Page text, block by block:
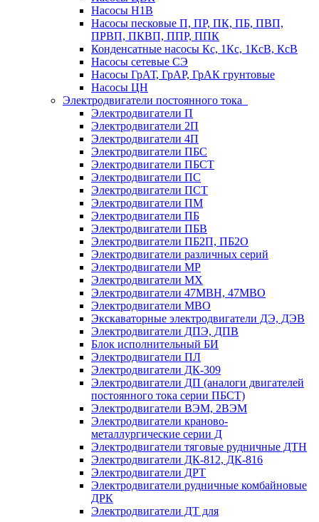
Насосы Н1В
Насосы песковые П, ПР, ПК, ПБ, ПВП,
ПРВП, ПКВП, ППР, ППК
Конденсатные насосы Кс, 1Кс, 1КсВ, КсВ
Насосы сетевые СЭ
Насосы ГрАТ, ГрАР, ГрАК грунтовые
Насосы ЦН
Электродвигатели постоянного тока
Электродвигатели П
Электродвигатели 2П
Электродвигатели 4П
Электродвигатели ПБС
Электродвигатели ПБСТ
Электродвигатели ПС
Электродвигатели ПСТ
Электродвигатели ПМ
Электродвигатели ПБ
Электродвигатели ПБВ
Электродвигатели ПБ2П, ПБ2О
Электродвигатели различных серий
Электродвигатели МР
Электродвигатели MX
Электродвигатели 47MBH, 47МВО
Электродвигатели MBO
Экскаваторные электродвигатели ДЭ, ДЭВ
Электродвигатели ДПЭ, ДПВ
Блок исполнительный БИ
Электродвигатели ПЛ
Электродвигатели ДК-309
Электродвигатели ДП (аналоги двигателей
постоянного тока серии ПБСТ)
Электродвигатели ВЭМ, 2ВЭМ
Электродвигатели краново-
металлургические серии Д
Электродвигатели тяговые рудничные ДТН
Электродвигатели ДК-812, ДК-816
Электродвигатели ДРТ
Электродвигатели рудничные комбайновые
ДРК
Электродвигатели ДТ для